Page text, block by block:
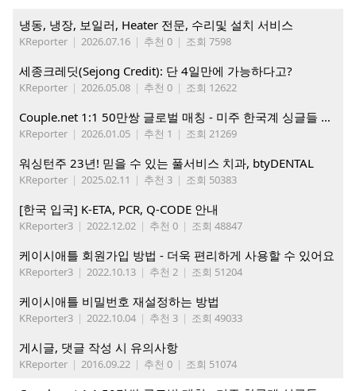
냉동, 냉장, 보일러, Heater 전문, 수리및 설치 서비스
KReporter | 2026.07.16 | 추천 0 | 조회 7598
세종크레딧(Sejong Credit): 단 4일만에 가능하다고?
KReporter | 2026.05.08 | 추천 0 | 조회 12622
Couple.net 1:1 50만쌍 글로벌 매칭 - 미주 한국계 싱글들 모이세요
KReporter | 2026.01.05 | 추천 1 | 조회 21269
워싱턴주 23년! 믿을 수 있는 풀서비스 치과, btyDENTAL
KReporter | 2025.02.11 | 추천 3 | 조회 50383
[한국 입국] K-ETA, PCR, Q-CODE 안내
KReporter3 | 2022.12.02 | 추천 0 | 조회 48847
케이시애틀 회원가입 방법 - 더욱 편리하게 사용할 수 있어요
KReporter3 | 2022.10.13 | 추천 2 | 조회 51204
케이시애틀 비밀번호 재설정하는 방법
KReporter3 | 2022.10.04 | 추천 3 | 조회 49033
게시글, 댓글 작성 시 유의사항
KReporter | 2016.09.22 | 추천 0 | 조회 51074